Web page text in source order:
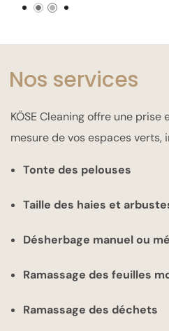
Nos services
KÖSE Cleaning offre une
mesure de vos espaces verts,
Tonte des pelouses
Taille des haies et
Désherbage manuel ou
Ramassage des feuilles
Ramassage des déchets